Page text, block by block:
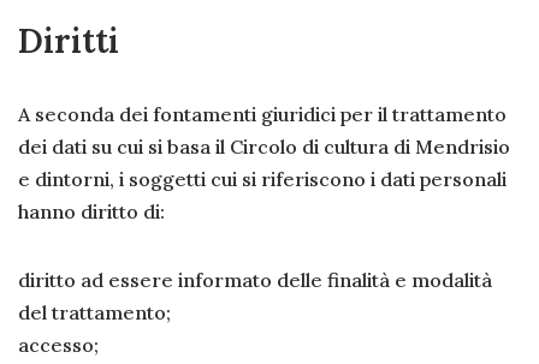
Diritti
A seconda dei fontamenti giuridici per il trattamento
dei dati su cui si basa il Circolo di cultura di Mendrisio
e dintorni, i soggetti cui si riferiscono i dati personali
hanno diritto di:
diritto ad essere informato delle finalità e modalità
del trattamento;
accesso;